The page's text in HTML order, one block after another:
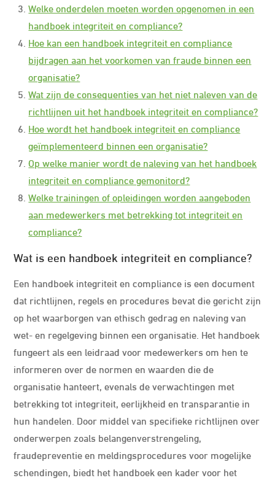
Welke onderdelen moeten worden opgenomen in een
handboek integriteit en compliance?
Hoe kan een handboek integriteit en compliance
bijdragen aan het voorkomen van fraude binnen een
organisatie?
Wat zijn de consequenties van het niet naleven van de
richtlijnen uit het handboek integriteit en compliance?
Hoe wordt het handboek integriteit en compliance
geïmplementeerd binnen een organisatie?
Op welke manier wordt de naleving van het handboek
integriteit en compliance gemonitord?
Welke trainingen of opleidingen worden aangeboden
aan medewerkers met betrekking tot integriteit en
compliance?
Wat is een handboek integriteit en compliance?
Een handboek integriteit en compliance is een document
dat richtlijnen, regels en procedures bevat die gericht zijn
op het waarborgen van ethisch gedrag en naleving van
wet- en regelgeving binnen een organisatie. Het handboek
fungeert als een leidraad voor medewerkers om hen te
informeren over de normen en waarden die de
organisatie hanteert, evenals de verwachtingen met
betrekking tot integriteit, eerlijkheid en transparantie in
hun handelen. Door middel van specifieke richtlijnen over
onderwerpen zoals belangenverstrengeling,
fraudepreventie en meldingsprocedures voor mogelijke
schendingen, biedt het handboek een kader voor het